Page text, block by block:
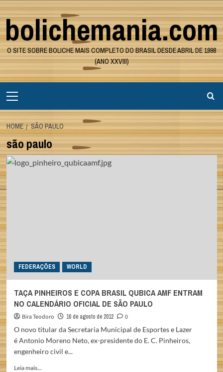
Skip
to
content
bolichemania.com
O SITE SOBRE BOLICHE MAIS COMPLETO DO BRASIL DESDE ABRIL DE 1998
(ANO XXVIII)
Menu
HOME SÃO PAULO
são paulo
FEDERAÇÕES WORLD
TAÇA PINHEIROS E COPA BRASIL QUBICA AMF ENTRAM
NO CALENDÁRIO OFICIAL DE SÃO PAULO
Bira Teodoro 16 de agosto de 2012
0
O novo titular da Secretaria Municipal de Esportes e Lazer
é Antonio Moreno Neto, ex-presidente do E. C. Pinheiros,
engenheiro civil e...
Leia mais...